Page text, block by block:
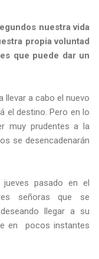
nuestra vida
propia voluntad
que puede dar un
llevar a cabo el nuevo
el destino. Pero en lo
muy prudentes a la
se desencadenarán
pasado en el
señoras que se
llegar a su
en
pocos instantes